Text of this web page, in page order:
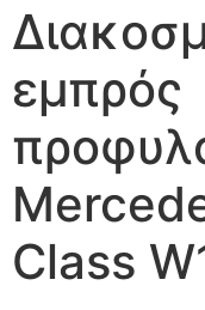
εμπρός
Class